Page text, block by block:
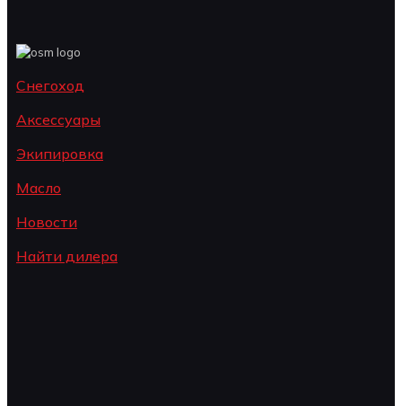
Снегоход
Аксессуары
Экипировка
Масло
Новости
Найти дилера